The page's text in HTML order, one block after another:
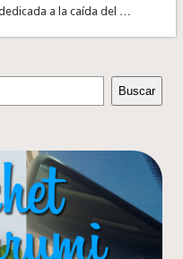
a la caída del …
Buscar